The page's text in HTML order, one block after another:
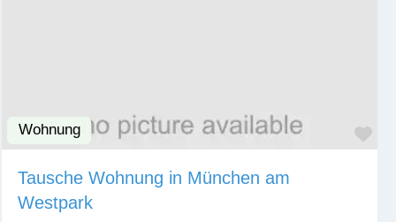
Wohnung
Tausche Wohnung in München am
Westpark